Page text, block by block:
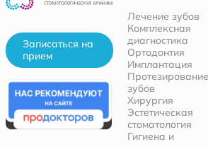
Записаться на
прием
Лечение зубов
Комплексная
диагностика
Ортодонтия
Имплантация
Протезирование
зубов
Хирургия
Эстетическая
стоматология
Гигиена и